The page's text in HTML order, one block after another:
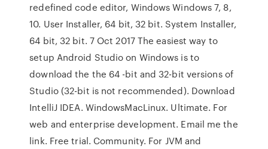
redefined code editor, Windows Windows 7, 8,
10. User Installer, 64 bit, 32 bit. System Installer,
64 bit, 32 bit. 7 Oct 2017 The easiest way to
setup Android Studio on Windows is to
download the the 64 -bit and 32-bit versions of
Studio (32-bit is not recommended). Download
IntelliJ IDEA. WindowsMacLinux. Ultimate. For
web and enterprise development. Email me the
link. Free trial. Community. For JVM and